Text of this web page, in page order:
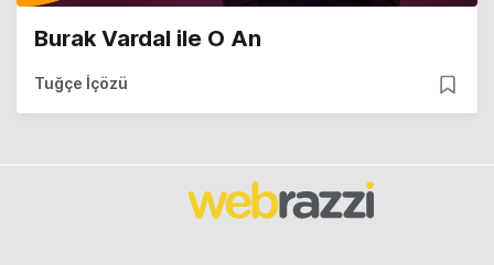
Burak Vardal ile O An
Tuğçe İçözü